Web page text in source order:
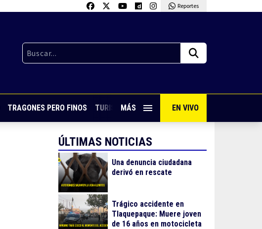
Reportes
TRAGONES PERO FINOS TURISMO CON SABOR VIVE PUERTO VALLARTA
MÁS EN VIVO
ÚLTIMAS NOTICIAS
Una denuncia ciudadana
derivó en rescate
Trágico accidente en
Tlaquepaque: Muere joven
de 16 años en motocicleta